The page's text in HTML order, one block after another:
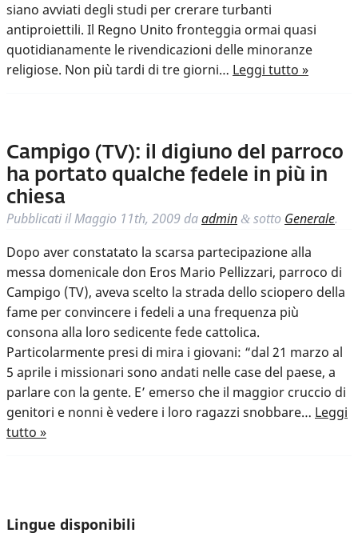
siano avviati degli studi per crerare turbanti
antiproiettili. Il Regno Unito fronteggia ormai quasi
quotidianamente le rivendicazioni delle minoranze
religiose. Non più tardi di tre giorni… Leggi tutto »
Campigo (TV): il digiuno del parroco
ha portato qualche fedele in più in
chiesa
Pubblicati ilMaggio 11th, 2009 daadmin & sotto Generale.
Dopo aver constatato la scarsa partecipazione alla
messa domenicale don Eros Mario Pellizzari, parroco di
Campigo (TV), aveva scelto la strada dello sciopero della
fame per convincere i fedeli a una frequenza più
consona alla loro sedicente fede cattolica.
Particolarmente presi di mira i giovani: “dal 21 marzo al
5 aprile i missionari sono andati nel­le case del paese, a
parlare con la gente. E’ emerso che il maggior cruccio di
genitori e nonni è vede­re i loro ragazzi snobbare… Leggi
tutto »
Lingue disponibili